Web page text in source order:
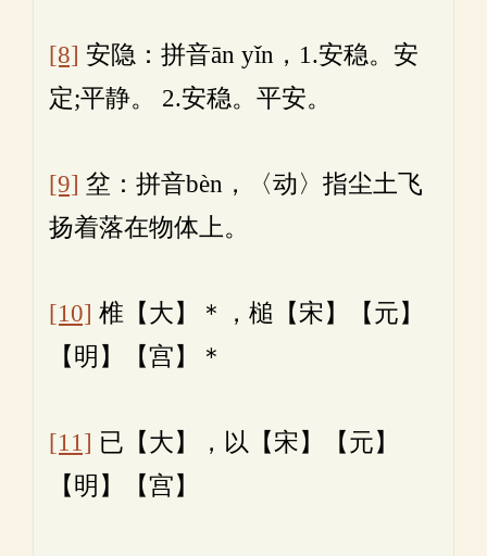
[8] 安隐：拼音ān yǐn，1.安稳。安
定;平静。 2.安稳。平安。
[9] 坌：拼音bèn，〈动〉指尘土飞
扬着落在物体上。
[10] 椎【大】＊，槌【宋】【元】
【明】【宫】＊
[11] 已【大】，以【宋】【元】
【明】【宫】